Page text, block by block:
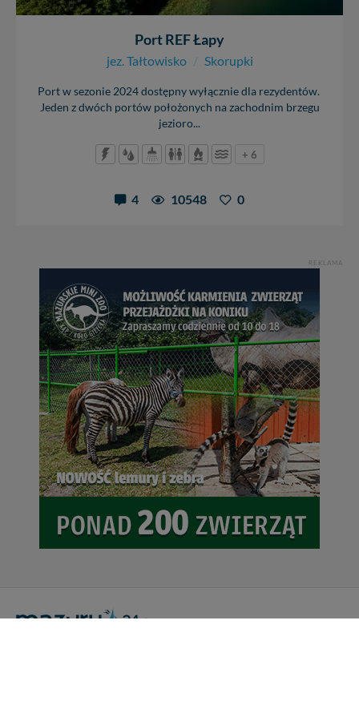
Port REF Łapy
jez. Tałtowisko / Skorupki
Port w sezonie 2024 dostępny wyłącznie dla rezydentów.
Jeden z dwóch portów położonych na zachodnim brzegu
jezioro...
+ 6
4 10548 0
REKLAMA